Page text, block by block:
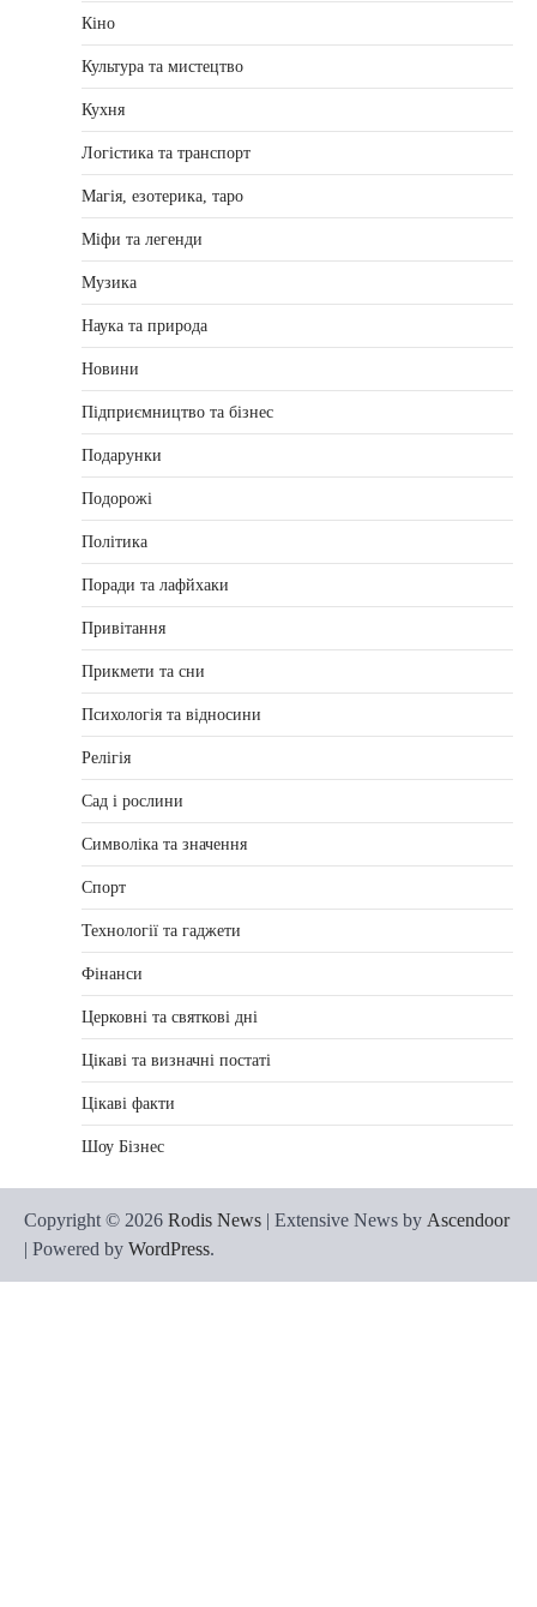
Кіно
Культура та мистецтво
Кухня
Логістика та транспорт
Магія, езотерика, таро
Міфи та легенди
Музика
Наука та природа
Новини
Підприємництво та бізнес
Подарунки
Подорожі
Політика
Поради та лафйхаки
Привітання
Прикмети та сни
Психологія та відносини
Релігія
Сад і рослини
Символіка та значення
Спорт
Технології та гаджети
Фінанси
Церковні та святкові дні
Цікаві та визначні постаті
Цікаві факти
Шоу Бізнес
Copyright © 2026 Rodis News | Extensive News by Ascendoor
| Powered by WordPress.